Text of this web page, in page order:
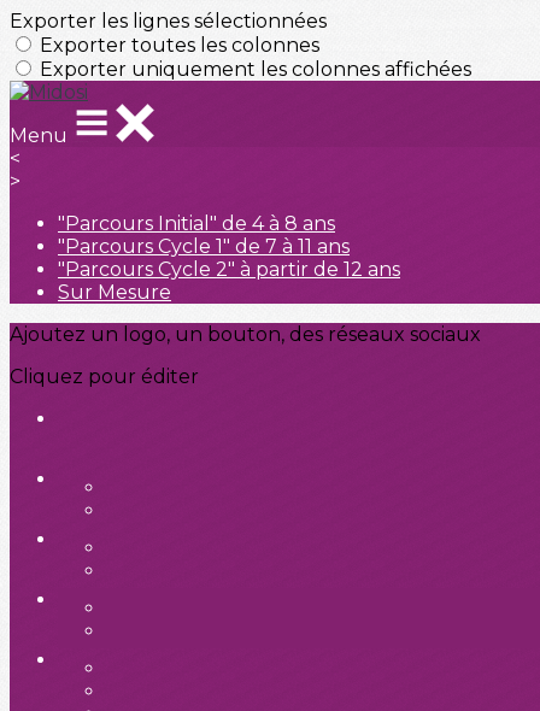
Exporter les lignes sélectionnées
Exporter toutes les colonnes
Exporter uniquement les colonnes affichées
Menu
<
>
"Parcours Initial" de 4 à 8 ans
"Parcours Cycle 1" de 7 à 11 ans
"Parcours Cycle 2" à partir de 12 ans
Sur Mesure
Ajoutez un logo, un bouton, des réseaux sociaux
Cliquez pour éditer